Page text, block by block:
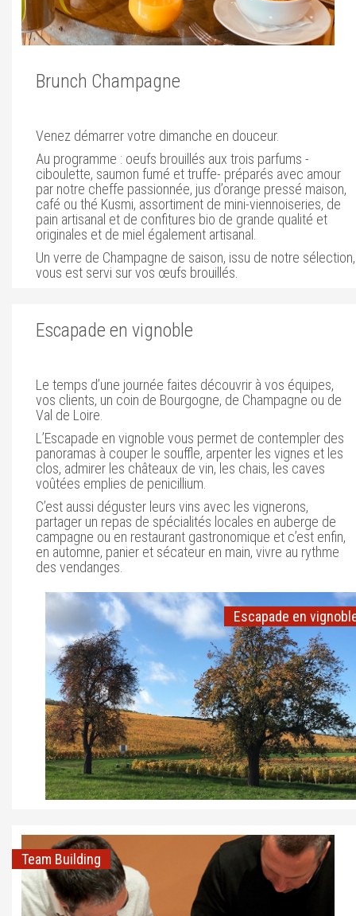
Brunch Champagne
Venez démarrer votre dimanche en douceur.
Au programme : oeufs brouillés aux trois parfums -
ciboulette, saumon fumé et truffe- préparés avec amour
par notre cheffe passionnée, jus d’orange pressé maison,
café ou thé Kusmi, assortiment de mini-viennoiseries, de
pain artisanal et de confitures bio de grande qualité et
originales et de miel également artisanal.
Un verre de Champagne de saison, issu de notre sélection,
vous est servi sur vos œufs brouillés.
Escapade en vignoble
Le temps d’une journée faites découvrir à vos équipes,
vos clients, un coin de Bourgogne, de Champagne ou de
Val de Loire.
L’Escapade en vignoble vous permet de contempler des
panoramas à couper le souffle, arpenter les vignes et les
clos, admirer les châteaux de vin, les chais, les caves
voûtées emplies de penicillium.
C’est aussi déguster leurs vins avec les vignerons,
partager un repas de spécialités locales en auberge de
campagne ou en restaurant gastronomique et c’est enfin,
en automne, panier et sécateur en main, vivre au rythme
des vendanges.
Escapade en
Team Building